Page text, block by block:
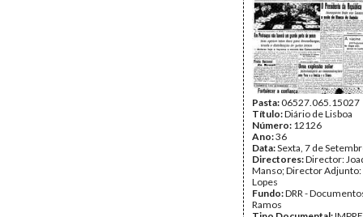
Pasta:06527.065.15027
Título:Diário de Lisboa
Número: 12126
Ano:36
Data:Sexta, 7 de
Directores:Director:
Manso; Director
Lopes
Fundo:DRR -
Ramos